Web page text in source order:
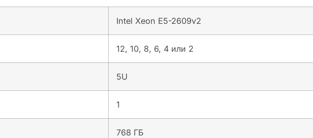
Intel Xeon E5-2609v2
12, 10, 8, 6, 4 или 2
5U
1
768 ГБ